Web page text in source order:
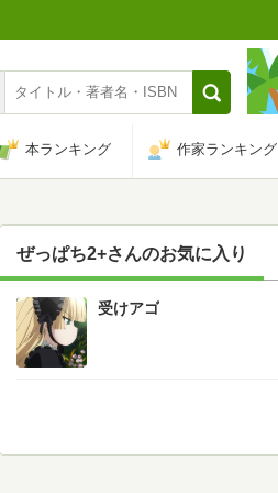
本ランキング 作家ランキング
ぜっぱち2+さんのお気に入り
1 受けアゴ